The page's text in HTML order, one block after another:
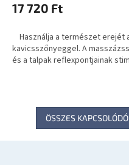
17 720 Ft
Használja a természet erejét
kavicsszőnyeggel. A
és a talpak reflexpontjainak
ÖSSZES